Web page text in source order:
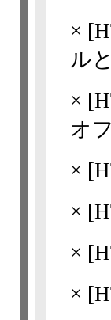
× [
ル
× [
オ
× [
× [
× [
× [